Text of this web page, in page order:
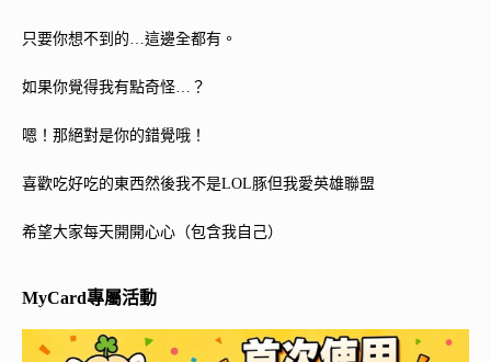
只要你想不到的…這邊全都有。
如果你覺得我有點奇怪…？
嗯！那絕對是你的錯覺哦！
喜歡吃好吃的東西然後我不是LOL豚但我愛英雄聯盟
希望大家每天開開心心（包含我自己）
MyCard專屬活動